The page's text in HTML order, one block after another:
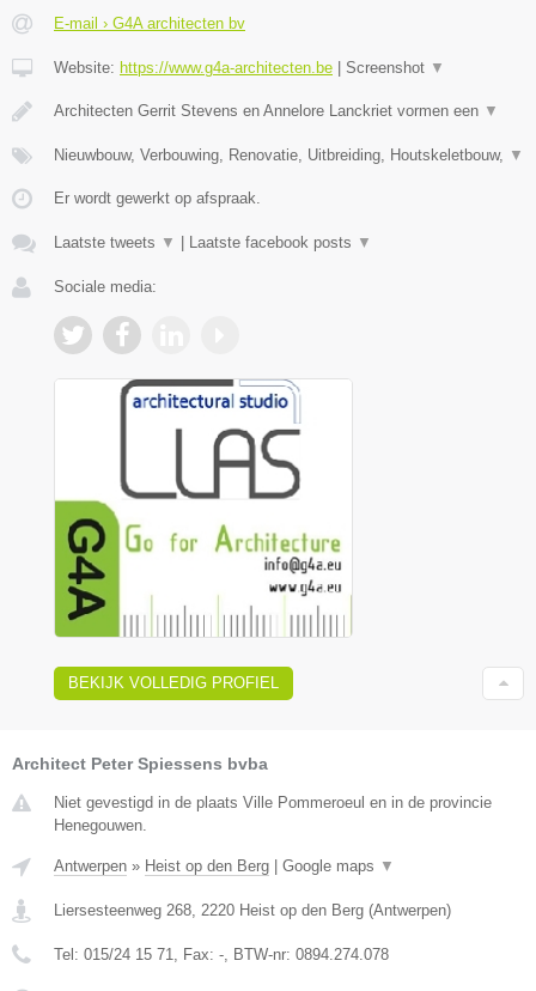
E-mail › G4A architecten bv
Website: https://www.g4a-architecten.be Screenshot ▼
Architecten Gerrit Stevens en Annelore Lanckriet vormen een ▼
Nieuwbouw, Verbouwing, Renovatie, Uitbreiding, Houtskeletbouw, ▼
Er wordt gewerkt op afspraak.
Laatste tweets ▼ Laatste facebook posts ▼
Sociale media:
BEKIJK VOLLEDIG PROFIEL
Architect Peter Spiessens bvba
Niet gevestigd in de plaats Ville Pommeroeul en in de provincie
Henegouwen.
Antwerpen » Heist op den Berg | Google maps ▼
Liersesteenweg 268 2220 Heist op den Berg (Antwerpen)
Tel: 015/24 15 71 , Fax: - , BTW-nr: 0894.274.078